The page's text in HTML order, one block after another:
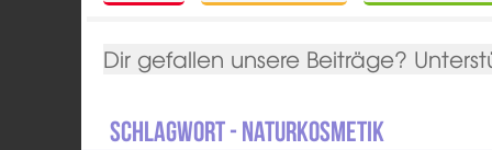
Dir gefallen unsere Beiträge?
Schlagwort - Naturkosmetik